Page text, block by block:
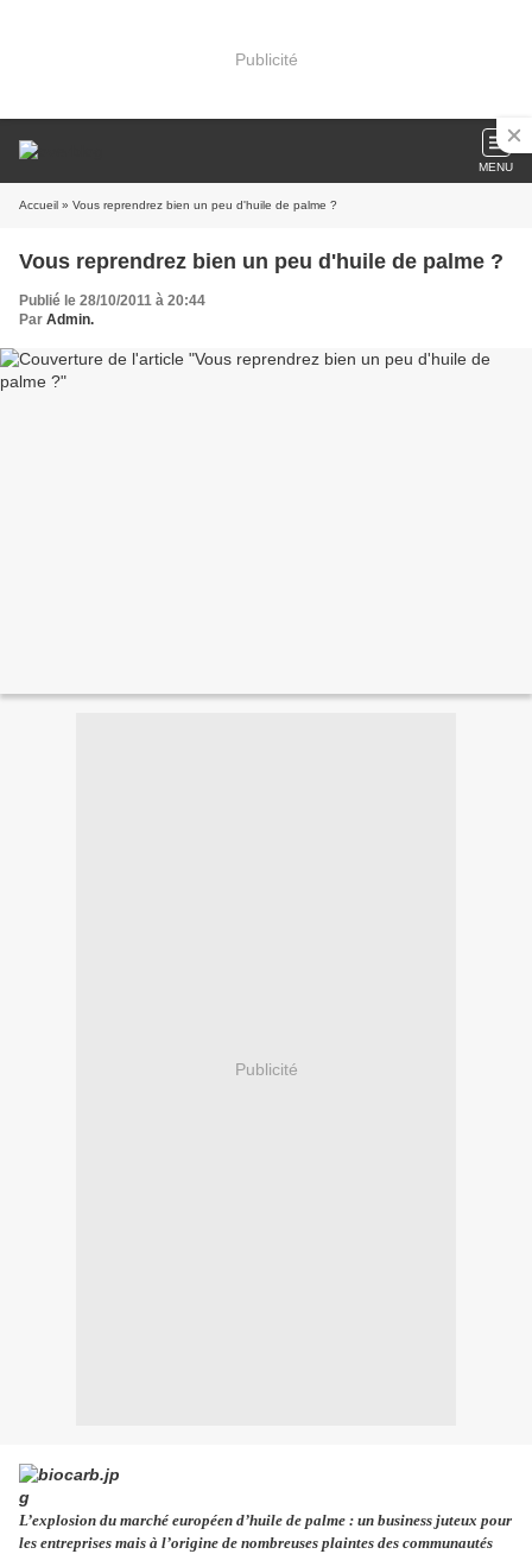
Publicité
MENU
Accueil » Vous reprendrez bien un peu d'huile de palme ?
Vous reprendrez bien un peu d'huile de palme ?
Publié le 28/10/2011 à 20:44
Par Admin.
Publicité
L’explosion du marché européen d’huile de palme : un business juteux pour
les entreprises mais à l’origine de nombreuses plaintes des communautés